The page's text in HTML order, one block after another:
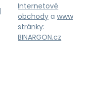
Internetové
obchody a www
stránky:
BINARGON.cz